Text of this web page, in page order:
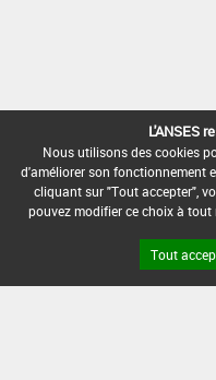
L'ANSES
Nous utilisons des cookies
d'améliorer son fonctionnement
cliquant sur "Tout accepter",
pouvez modifier ce choix à
Tout